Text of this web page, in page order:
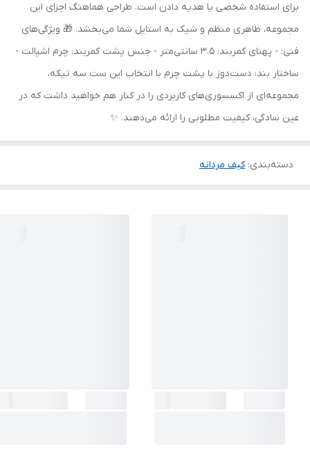
برای استفاده شخصی یا هدیه دادن است. طراحی هماهنگ اجزای این
مجموعه، ظاهری منظم و شیک به استایل شما می‌بخشد. 🎁 ویژگی‌های
فنی: - پهنای کمربند: 3.5 سانتی‌متر - جنس پشت کمربند: چرم اشپالت -
ساختار بند: دست‌دوز با پشت چرم با انتخاب این ست سه تیکه،
مجموعه‌ای از اکسسوری‌های کاربردی را در کنار هم خواهید داشت که در
عین سادگی، کیفیت مطلوبی را ارائه می‌دهند. ✨
دسته‌بندی:کیف مردانه